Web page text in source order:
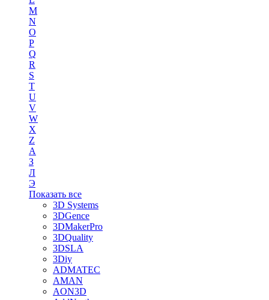
M
N
O
P
Q
R
S
T
U
V
W
X
Z
А
З
Л
Э
Показать все
3D Systems
3DGence
3DMakerPro
3DQuality
3DSLA
3Diy
ADMATEC
AMAN
AON3D